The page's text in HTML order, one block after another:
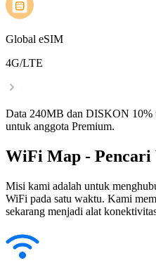
Global eSIM
4G/LTE
Data 240MB dan DISKON 10%
untuk anggota Premium.
WiFi Map - Pencari
Misi kami adalah untuk
WiFi pada satu waktu. Kami
sekarang menjadi alat